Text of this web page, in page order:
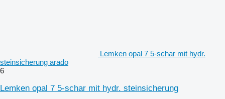
Lemken opal 7 5-schar mit hydr.
steinsicherung arado
6
Lemken opal 7 5-schar mit hydr. steinsicherung